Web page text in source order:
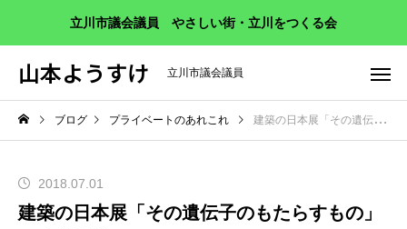
立川市議会議員 やさしい街・立川をつくる会
山本ようすけ 立川市議会議員
ブログ プライベートのあれこれ 建築の日本展「その遺伝子のもたらすもの」@森美術館
2018.07.01
建築の日本展「その遺伝子のもたらすもの」